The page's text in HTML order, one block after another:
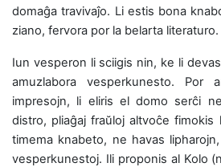
domaĝa travivaĵo. Li estis bona
ziano, fervora por la belarta literaturo.
Iun vesperon li sciigis nin, ke li
amuzlabora vesperkunesto. Por
impresojn, li eliris el domo serĉi
distro, pliaĝaj fraŭloj altvoĉe fimokis
timema knabeto, ne havas
vesperkunestoj. Ili proponis al Kolo